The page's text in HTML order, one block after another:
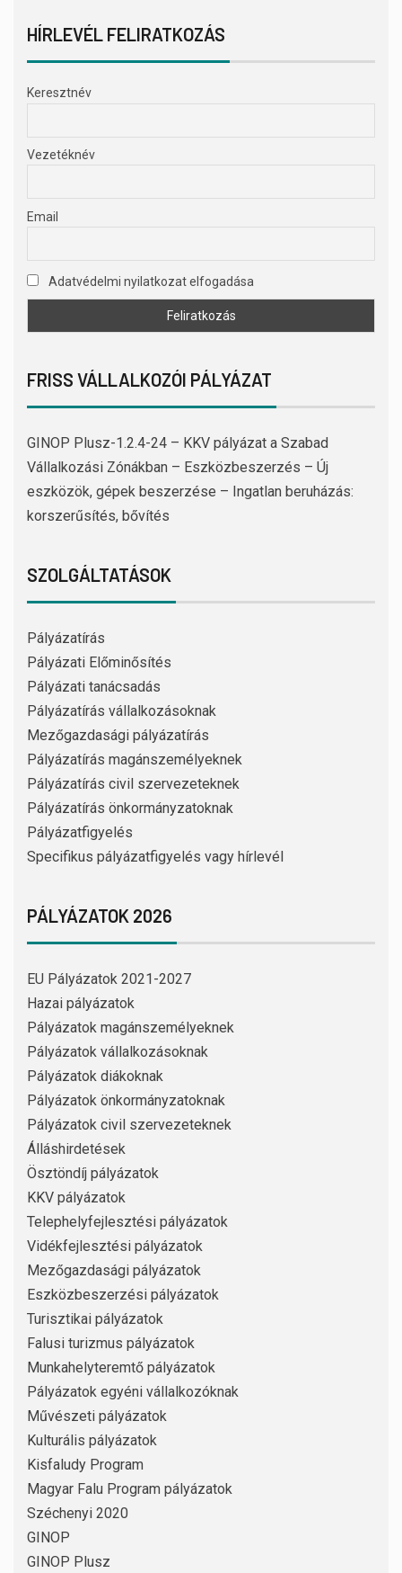
HÍRLEVÉL FELIRATKOZÁS
Keresztnév
Vezetéknév
Email
Adatvédelmi nyilatkozat elfogadása
FRISS VÁLLALKOZÓI PÁLYÁZAT
GINOP Plusz-1.2.4-24 – KKV pályázat a Szabad
Vállalkozási Zónákban – Eszközbeszerzés – Új
eszközök, gépek beszerzése – Ingatlan beruházás:
korszerűsítés, bővítés
SZOLGÁLTATÁSOK
Pályázatírás
Pályázati Előminősítés
Pályázati tanácsadás
Pályázatírás vállalkozásoknak
Mezőgazdasági pályázatírás
Pályázatírás magánszemélyeknek
Pályázatírás civil szervezeteknek
Pályázatírás önkormányzatoknak
Pályázatfigyelés
Specifikus pályázatfigyelés vagy hírlevél
PÁLYÁZATOK 2026
EU Pályázatok 2021-2027
Hazai pályázatok
Pályázatok magánszemélyeknek
Pályázatok vállalkozásoknak
Pályázatok diákoknak
Pályázatok önkormányzatoknak
Pályázatok civil szervezeteknek
Álláshirdetések
Ösztöndíj pályázatok
KKV pályázatok
Telephelyfejlesztési pályázatok
Vidékfejlesztési pályázatok
Mezőgazdasági pályázatok
Eszközbeszerzési pályázatok
Turisztikai pályázatok
Falusi turizmus pályázatok
Munkahelyteremtő pályázatok
Pályázatok egyéni vállalkozóknak
Művészeti pályázatok
Kulturális pályázatok
Kisfaludy Program
Magyar Falu Program pályázatok
Széchenyi 2020
GINOP
GINOP Plusz